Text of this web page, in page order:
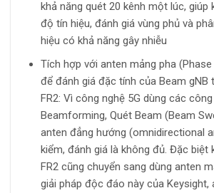
khả năng quét 20 kênh một lúc, giúp
độ tín hiệu, đánh giá vùng phủ và
hiệu có khả năng gây nhiễu
Tích hợp với anten mảng pha
để đánh giá đặc tính của Beam gNB
FR2: Vì công nghệ 5G dùng các công
Beamforming, Quét Beam (Beam
anten đẳng hướng (omnidirectional
kiểm, đánh giá là không đủ. Đặc biệt
FR2 cũng chuyển sang dùng anten
giải pháp độc đáo này của Keysight,